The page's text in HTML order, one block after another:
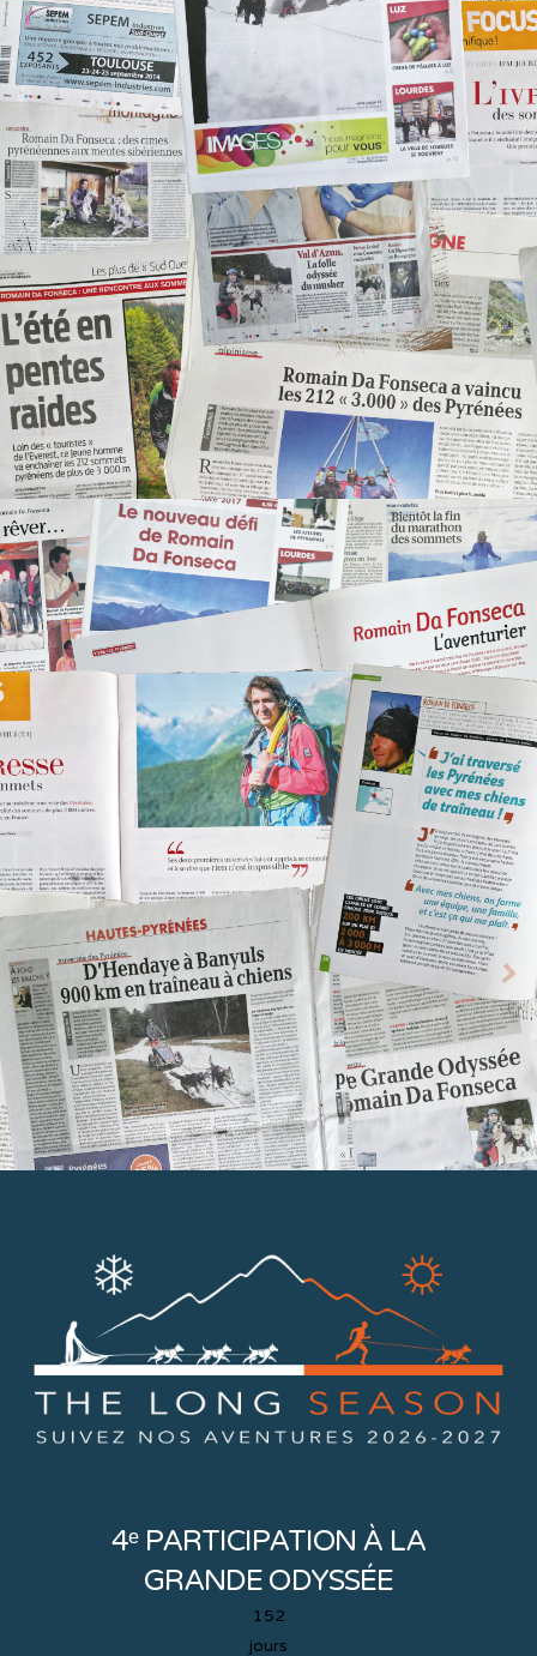
4ᵉ PARTICIPATION À LA
GRANDE ODYSSÉE
152
jours